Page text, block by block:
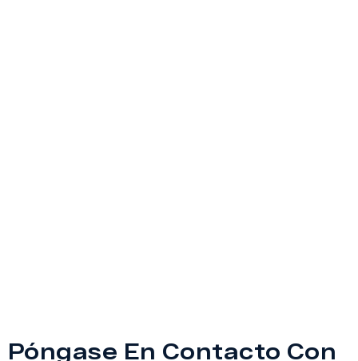
Póngase En Contacto Con